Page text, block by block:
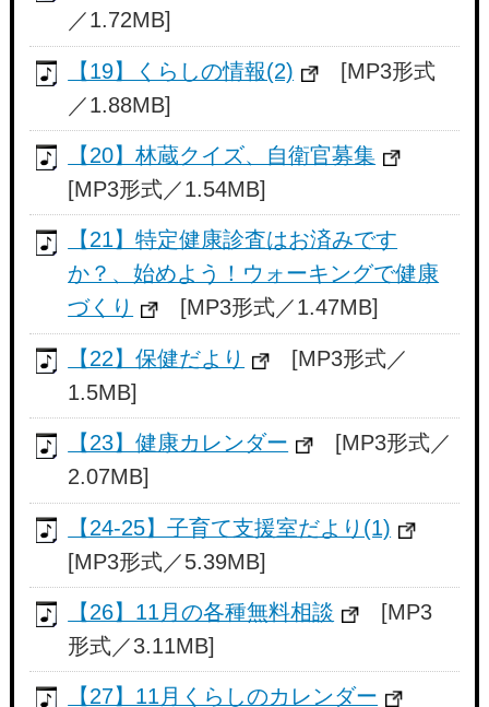
／1.72MB]
【19】くらしの情報(2)
[MP3形式
／1.88MB]
【20】林蔵クイズ、自衛官募集
[MP3形式／1.54MB]
【21】特定健康診査はお済みです
か？、始めよう！ウォーキングで健康
づくり
[MP3形式／1.47MB]
【22】保健だより
[MP3形式／
1.5MB]
【23】健康カレンダー
[MP3形式／
2.07MB]
【24-25】子育て支援室だより(1)
[MP3形式／5.39MB]
【26】11月の各種無料相談
[MP3
形式／3.11MB]
【27】11月くらしのカレンダー